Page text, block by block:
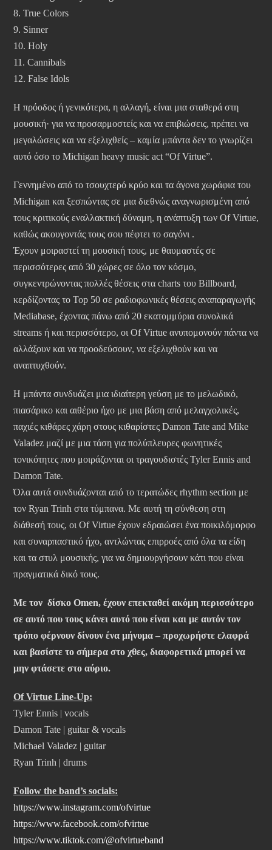
8. True Colors
9. Sinner
10. Holy
11. Cannibals
12. False Idols
Η πρόοδος ή γενικότερα, η αλλαγή, είναι μια σταθερά στη
μουσική· για να προσαρμοστείς και να επιβιώσεις, πρέπει να
μεγαλώσεις και να εξελιχθείς – καμία μπάντα δεν το γνωρίζει
αυτό όσο το Michigan heavy music act “Of Virtue”.
Γεννημένο από το τσουχτερό κρύο και τα άγονα χωράφια του
Michigan και ξεσπώντας σε μια διεθνώς αναγνωρισμένη από
τους κριτικούς εναλλακτική δύναμη, η ανάπτυξη των Of Virtue,
καθώς ακουγοντάς τους σου πέφτει το σαγόνι .
Έχουν μοιραστεί τη μουσική τους, με θαυμαστές σε
περισσότερες από 30 χώρες σε όλο τον κόσμο,
συγκεντρώνοντας πολλές θέσεις στα charts του Billboard,
κερδίζοντας το Top 50 σε ραδιοφωνικές θέσεις αναπαραγωγής
Mediabase, έχοντας πάνω από 20 εκατομμύρια συνολικά
streams ή και περισσότερο, οι Of Virtue ανυπομονούν πάντα να
αλλάξουν και να προοδεύσουν, να εξελιχθούν και να
αναπτυχθούν.
Η μπάντα συνδυάζει μια ιδιαίτερη γεύση με το μελωδικό,
πιασάρικο και αιθέριο ήχο με μια βάση από μελαγχολικές,
παχιές κιθάρες χάρη στους κιθαρίστες Damon Tate and Mike
Valadez μαζί με μια τάση για πολύπλευρες φωνητικές
τονικότητες που μοιράζονται οι τραγουδιστές Tyler Ennis and
Damon Tate.
Όλα αυτά συνδυάζονται από το τερατώδες rhythm section με
τον Ryan Trinh στα τύμπανα. Με αυτή τη σύνθεση στη
διάθεσή τους, οι Of Virtue έχουν εδραιώσει ένα ποικιλόμορφο
και συναρπαστικό ήχο, αντλώντας επιρροές από όλα τα είδη
και τα στυλ μουσικής, για να δημιουργήσουν κάτι που είναι
πραγματικά δικό τους.
Με τον δίσκο Omen, έχουν επεκταθεί ακόμη περισσότερο
σε αυτό που τους κάνει αυτό που είναι και με αυτόν τον
τρόπο φέρνουν δίνουν ένα μήνυμα – προχωρήστε ελαφρά
και βασίστε το σήμερα στο χθες, διαφορετικά μπορεί να
μην φτάσετε στο αύριο.
Of Virtue Line-Up:
Tyler Ennis | vocals
Damon Tate | guitar & vocals
Michael Valadez | guitar
Ryan Trinh | drums
Follow the band’s socials:
https://www.instagram.com/ofvirtue
https://www.facebook.com/ofvirtue
https://www.tiktok.com/@ofvirtueband